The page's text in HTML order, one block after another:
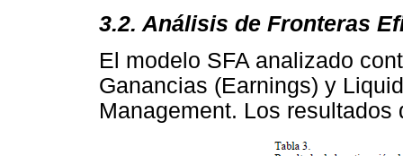
3.2. Análisis de Fronteras
El modelo SFA analizado
Ganancias (Earnings) y
Management. Los